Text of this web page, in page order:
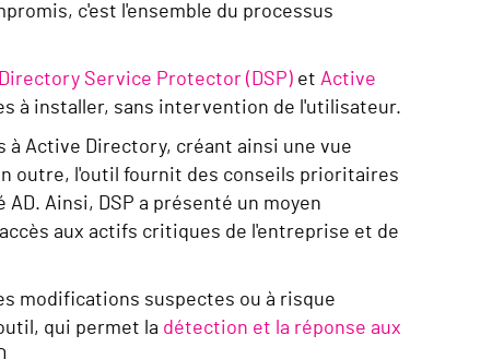
c'est l'ensemble du processus
Directory Service Protector (DSP) et Active
à installer, sans intervention de l'utilisateur.
Active Directory, créant ainsi une vue
outre, l'outil fournit des conseils prioritaires
Ainsi, DSP a présenté un moyen
aux actifs critiques de l'entreprise et de
modifications suspectes ou à risque
qui permet la détection et la réponse aux